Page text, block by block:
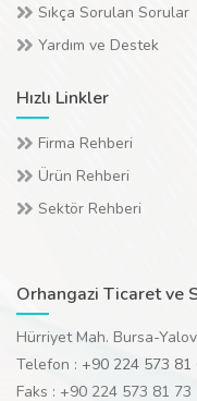
Sıkça Sorulan Sorular
Yardım ve Destek
Hızlı Linkler
Firma Rehberi
Ürün Rehberi
Sektör Rehberi
Orhangazi Ticaret ve
Hürriyet Mah. Bursa-
Telefon : +90 224 573 81
Faks : +90 224 573 81 73